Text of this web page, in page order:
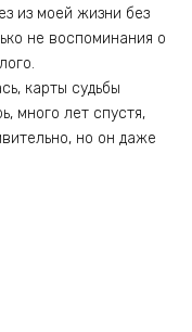
из моей жизни без
не воспоминания о
карты судьбы
много лет спустя,
но он даже